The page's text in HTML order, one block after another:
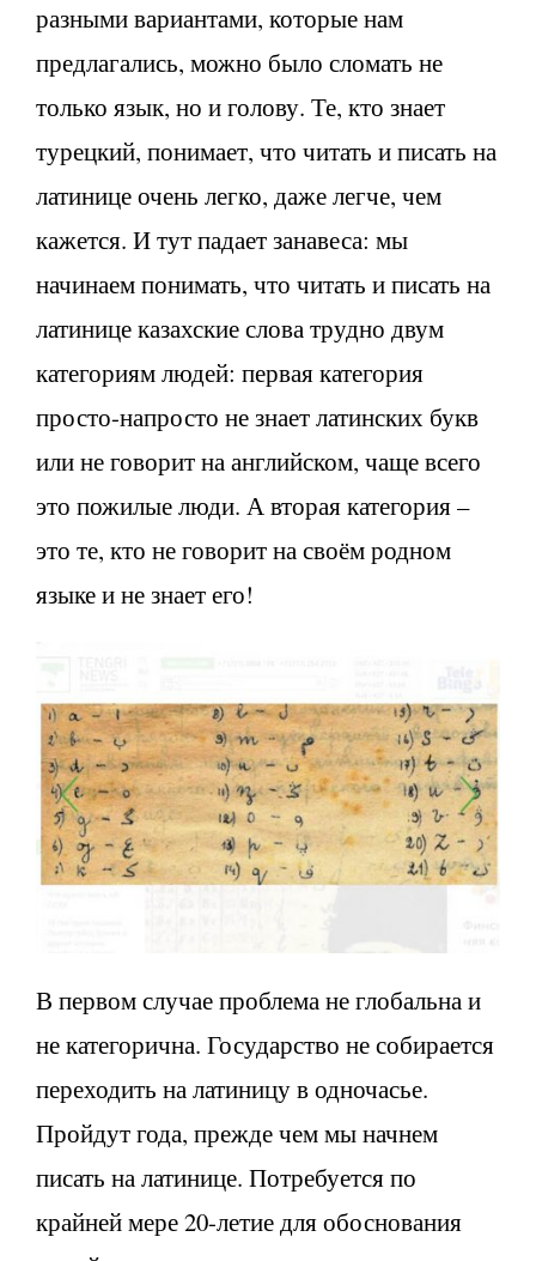
разными вариантами, которые нам
предлагались, можно было сломать не
только язык, но и голову. Те, кто знает
турецкий, понимает, что читать и писать на
латинице очень легко, даже легче, чем
кажется. И тут падает занавеса: мы
начинаем понимать, что читать и писать на
латинице казахские слова трудно двум
категориям людей: первая категория
просто-напросто не знает латинских букв
или не говорит на английском, чаще всего
это пожилые люди. А вторая категория –
это те, кто не говорит на своём родном
языке и не знает его!
В первом случае проблема не глобальна и
не категорична. Государство не собирается
переходить на латиницу в одночасье.
Пройдут года, прежде чем мы начнем
писать на латинице. Потребуется по
крайней мере 20-летие для обоснования